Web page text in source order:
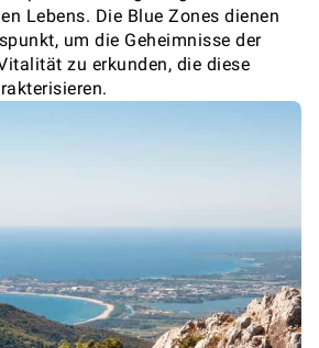
Lebens. Die Blue Zones dienen
um die Geheimnisse der
zu erkunden, die diese